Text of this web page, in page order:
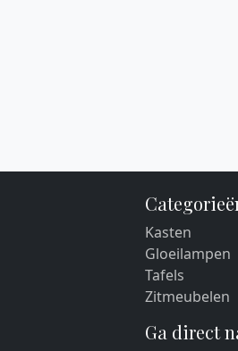
Kasten
Gloeilampen
Tafels
Zitmeubelen
Ga direct